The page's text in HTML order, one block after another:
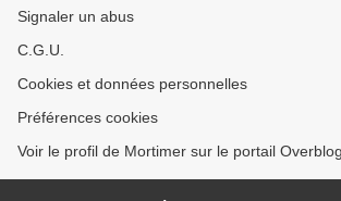
Signaler un abus
C.G.U.
Cookies et données personnelles
Préférences cookies
Voir le profil de Mortimer sur le portail Overblog